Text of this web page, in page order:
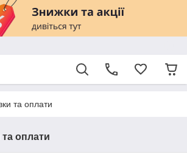
та оплати
оплати